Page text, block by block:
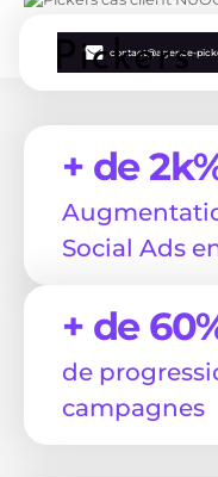
contact@agence-
+ de
Social Ads
+ de
de
campagnes